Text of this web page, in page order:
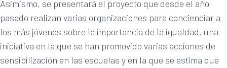
Asimismo, se presentará el proyecto que desde el año
pasado realizan varias organizaciones para concienciar a
los más jóvenes sobre la importancia de la igualdad, una
iniciativa en la que se han promovido varias acciones de
sensibilización en las escuelas y en la que se estima que